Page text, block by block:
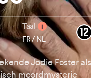
Taal i
FR / NL
Jodie Foster als
moordmysterie